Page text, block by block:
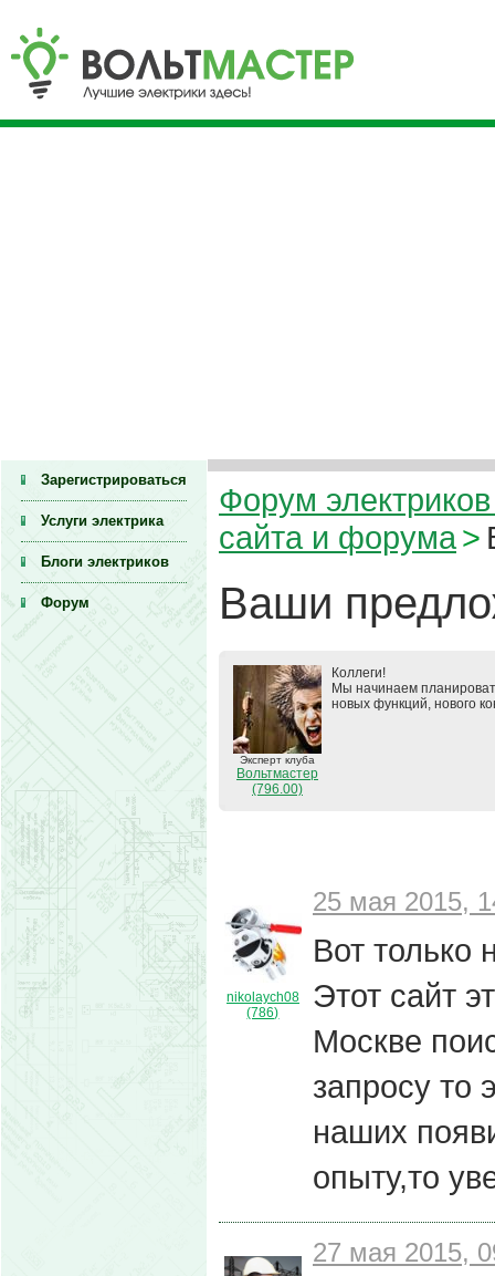
Зарегистрироваться
Услуги электрика
Блоги электриков
Форум
Форум электриков
сайта и форума>
Ваши
Эксперт клуба
Вольтмастер
(796.00)
Коллеги!
Мы начинаем
новых функций, нового
nikolaych08
(786)
25 мая 2015,
Вот только
Этот сайт
Москве
запросу то
наших
опыту,то
27 мая 2015,